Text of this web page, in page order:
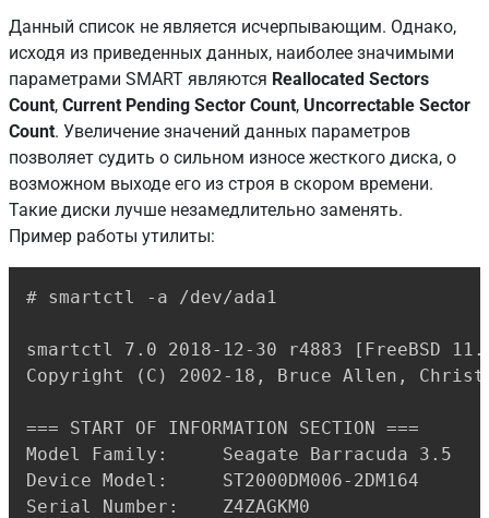
Данный список не является исчерпывающим. Однако,
исходя из приведенных данных, наиболее значимыми
параметрами SMART являются Reallocated Sectors
Count, Current Pending Sector Count, Uncorrectable Sector
Count. Увеличение значений данных параметров
позволяет судить о сильном износе жесткого диска, о
возможном выходе его из строя в скором времени.
Такие диски лучше незамедлительно заменять.
Пример работы утилиты:
# smartctl -a /dev/ada1
smartctl 7.0 2018-12-30 r4883 [FreeBSD
Copyright (C) 2002-18, Bruce Allen,
=== START OF INFORMATION SECTION ===
Model Family:     Seagate Barracuda 3.5
Device Model:     ST2000DM006-2DM164
Serial Number:    Z4ZAGKM0